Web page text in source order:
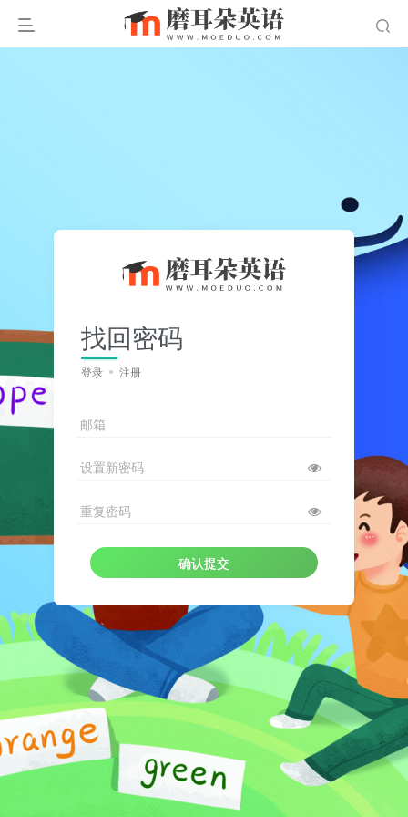
找回密码
登录 注册
邮箱
设置新密码
重复密码
确认提交